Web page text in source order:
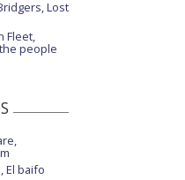
Lost
Fleet,
people
El baifo